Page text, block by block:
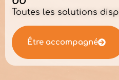
Toutes les solutions
Être accompagné